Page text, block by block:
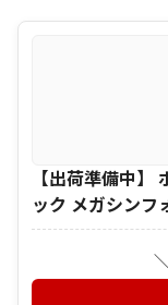
【出荷準備中
ック メガシンフ